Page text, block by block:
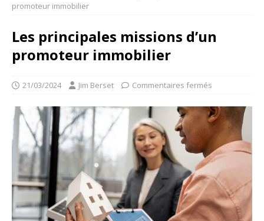
promoteur immobilier
Les principales missions d’un
promoteur immobilier
21/03/2024 Jim Berset Commentaires fermés